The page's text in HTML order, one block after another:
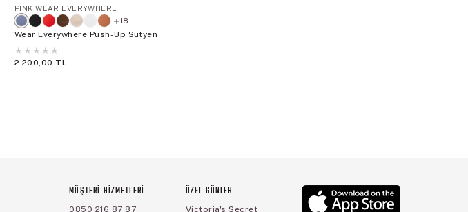
PINK WEAR EVERYWHERE
18
Wear Everywhere Push-Up Sütyen
★ ★ ★ ★ ★
2.200,00 TL
MÜŞTERİ HİZMETLERİ
0850 216 87 87
ÖZEL GÜNLER
Victoria's Secret